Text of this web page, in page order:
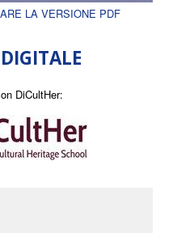
LA VERSIONE PDF
DiCultHer: